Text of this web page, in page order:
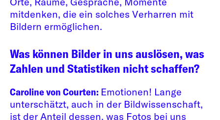
mitdenken, die ein solches Verharren mit
Bildern ermöglichen.
Was können Bilder in uns auslösen, was
Zahlen und Statistiken nicht schaffen?
Caroline von Courten: Emotionen! Lange
unterschätzt, auch in der Bildwissenschaft,
ist der Anteil dessen, was Fotos bei uns